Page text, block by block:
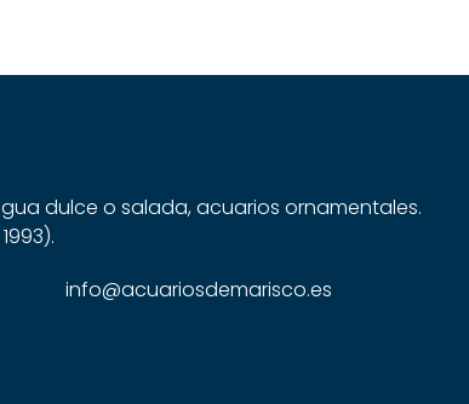
dulce o salada, acuarios ornamentales.
info@acuariosdemarisco.es